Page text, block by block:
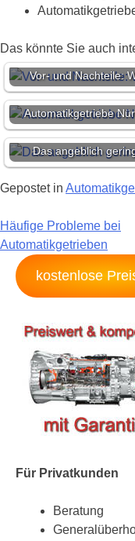
Das könnte Sie auch
Vor- und Nachteile:
Automatikgetriebe
Das angeblich
Gepostet in
Beitragsnavigation
Häufige Probleme bei
Automatikgetrieben
kostenlose
Für Privatkunden
Beratung